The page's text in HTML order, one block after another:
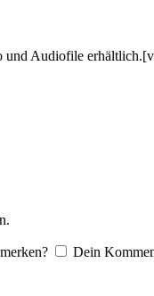
und Audiofile
Dein